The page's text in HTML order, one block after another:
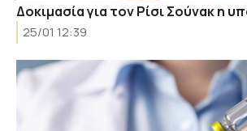
Δοκιμασία για τον Ρίσι Σούνακ η
25/01 12:39